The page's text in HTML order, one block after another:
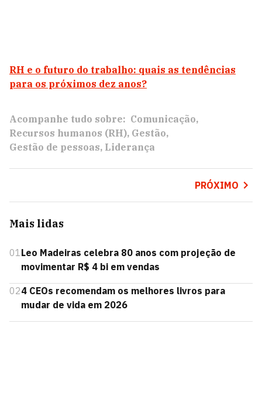
RH e o futuro do trabalho: quais as tendências
para os próximos dez anos?
Acompanhe tudo sobre: Comunicação
Recursos humanos (RH) Gestão
Gestão de pessoas Liderança
PRÓXIMO
Mais lidas
01Leo Madeiras celebra 80 anos com projeção de
movimentar R$ 4 bi em vendas
024 CEOs recomendam os melhores livros para
mudar de vida em 2026